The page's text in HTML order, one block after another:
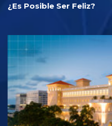
¿Es Posible Ser Feliz?